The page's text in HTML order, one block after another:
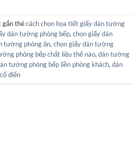
thẻcách chọn họa tiết giấy dán tường
dán tường phòng bếp, chọn giấy dán
tường phòng ăn, chọn giấy dán tường
phòng bếp chất liệu thế nào, dán tường
tường phòng bếp liền phòng khách, dán
điển